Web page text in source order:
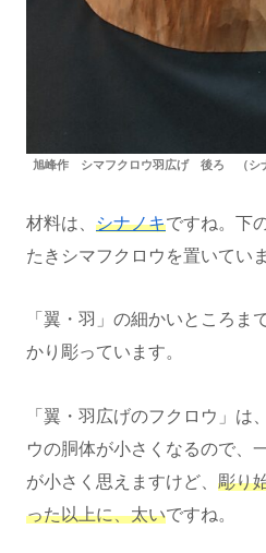
旭峰作 シマフクロウ羽広げ 後ろ （シナ
材料は、 シナノキですね。下
たきシマフクロウを置いていま
「翼・羽」の細かいところまで
かり彫っています。
「翼・羽広げのフクロウ」は
ウの胴体が小さくなるので、
が小さく思えますけど、 彫り
った以上に、太いですね。